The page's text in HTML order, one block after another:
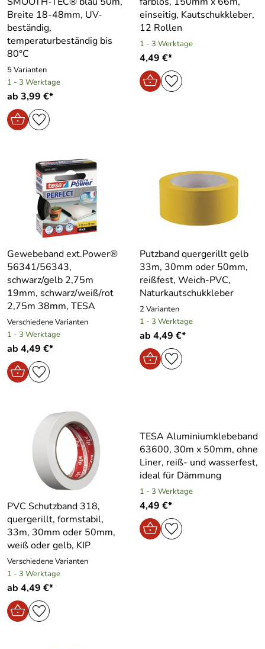
Breite 18-48mm, UV-
beständig,
temperaturbeständig bis
80°C
5 Varianten
1 - 3 Werktage
ab 3,99 €*
einseitig, Kautschukkleber,
12 Rollen
1 - 3 Werktage
4,49 €*
Gewebeband ext.Power®
56341/56343,
schwarz/gelb 2,75m
19mm, schwarz/weiß/rot
2,75m 38mm, TESA
Verschiedene Varianten
1 - 3 Werktage
ab 4,49 €*
Putzband quergerillt gelb
33m, 30mm oder 50mm,
reißfest, Weich-PVC,
Naturkautschukkleber
2 Varianten
1 - 3 Werktage
ab 4,49 €*
PVC Schutzband 318,
quergerillt, formstabil,
33m, 30mm oder 50mm,
weiß oder gelb, KIP
Verschiedene Varianten
1 - 3 Werktage
ab 4,49 €*
TESA Aluminiumklebeband
63600, 30m x 50mm, ohne
Liner, reiß- und wasserfest,
ideal für Dämmung
1 - 3 Werktage
4,49 €*